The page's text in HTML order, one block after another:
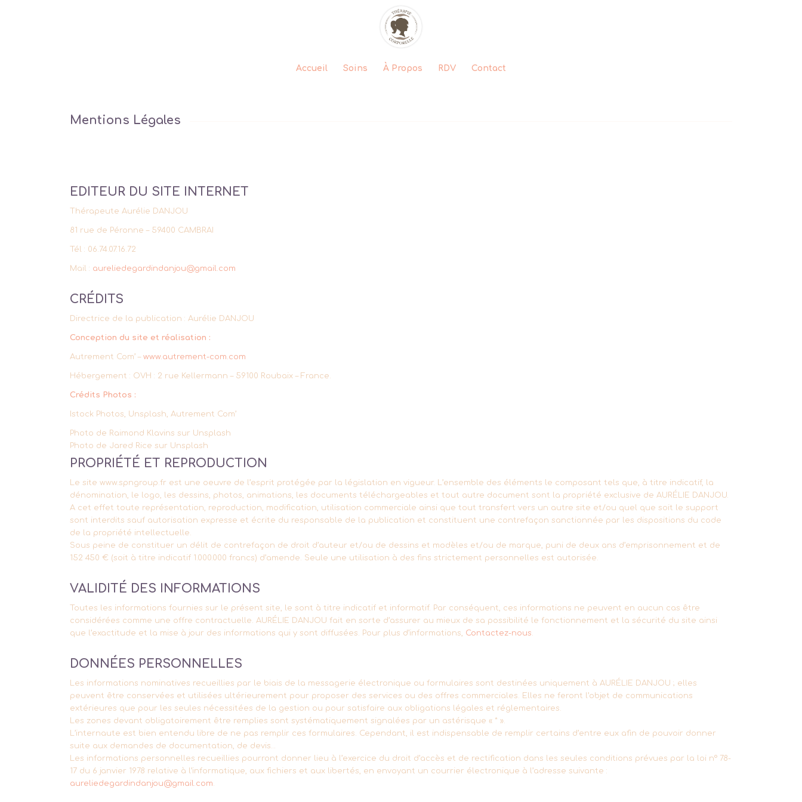
Accueil Soins À Propos RDV Contact
Mentions Légales
EDITEUR DU SITE INTERNET
Thérapeute Aurélie DANJOU
81 rue de Péronne – 59400 CAMBRAI
Tél : 06.74.07.16.72
Mail : aureliedegardindanjou@gmail.com
CRÉDITS
Directrice de la publication : Aurélie DANJOU
Conception du site et réalisation :
Autrement Com’ –www.autrement-com.com
Hébergement : OVH : 2 rue Kellermann – 59100 Roubaix – France.
Crédits Photos :
Istock Photos, Unsplash, Autrement Com’
Photo de Raimond Klavins sur Unsplash
Photo de Jared Rice sur Unsplash
PROPRIÉTÉ ET REPRODUCTION
Le site www.spngroup.fr est une oeuvre de l’esprit protégée par la législation en vigueur. L’ensemble des éléments le composant tels que, à titre indicatif, la
dénomination, le logo, les dessins, photos, animations, les documents téléchargeables et tout autre document sont la propriété exclusive de AURÉLIE DANJOU.
A cet effet toute représentation, reproduction, modification, utilisation commerciale ainsi que tout transfert vers un autre site et/ou quel que soit le support
sont interdits sauf autorisation expresse et écrite du responsable de la publication et constituent une contrefaçon sanctionnée par les dispositions du code
de la propriété intellectuelle.
Sous peine de constituer un délit de contrefaçon de droit d’auteur et/ou de dessins et modèles et/ou de marque, puni de deux ans d’emprisonnement et de
152 450 € (soit à titre indicatif 1.000.000 francs) d’amende. Seule une utilisation à des fins strictement personnelles est autorisée.
VALIDITÉ DES INFORMATIONS
Toutes les informations fournies sur le présent site, le sont à titre indicatif et informatif. Par conséquent, ces informations ne peuvent en aucun cas être
considérées comme une offre contractuelle. AURÉLIE DANJOU fait en sorte d’assurer au mieux de sa possibilité le fonctionnement et la sécurité du site ainsi
que l’exactitude et la mise à jour des informations qui y sont diffusées. Pour plus d’informations, Contactez-nous.
DONNÉES PERSONNELLES
Les informations nominatives recueillies par le biais de la messagerie électronique ou formulaires sont destinées uniquement à AURÉLIE DANJOU ; elles
peuvent être conservées et utilisées ultérieurement pour proposer des services ou des offres commerciales. Elles ne feront l’objet de communications
extérieures que pour les seules nécessitées de la gestion ou pour satisfaire aux obligations légales et réglementaires.
Les zones devant obligatoirement être remplies sont systématiquement signalées par un astérisque « * ».
L’internaute est bien entendu libre de ne pas remplir ces formulaires. Cependant, il est indispensable de remplir certains d’entre eux afin de pouvoir donner
suite aux demandes de documentation, de devis…
Les informations personnelles recueillies pourront donner lieu à l’exercice du droit d’accès et de rectification dans les seules conditions prévues par la loi n° 78-
17 du 6 janvier 1978 relative à l’informatique, aux fichiers et aux libertés, en envoyant un courrier électronique à l’adresse suivante :
aureliedegardindanjou@gmail.com.